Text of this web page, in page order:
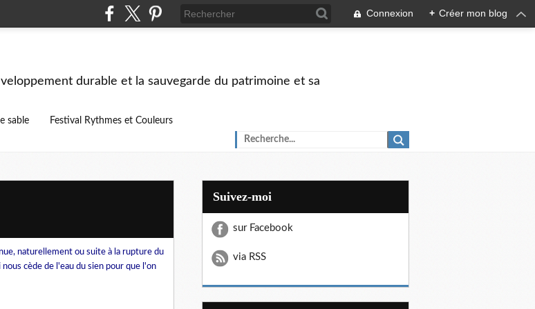
Connexion + Créer mon blog
durable et la sauvegarde du patrimoine et sa
sable Festival Rythmes et Couleurs
naturellement ou suite à la rupture du
cède de l'eau du sien pour que l'on
Suivez-moi
sur Facebook
via RSS